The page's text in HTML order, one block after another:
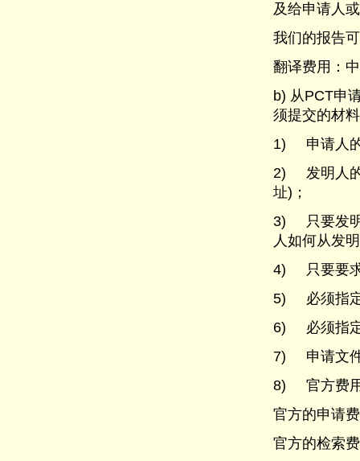
及给申请人
我们的报告
翻译费用：
b) 从PCT申
须提交的材
1) 申请人
2) 发明人的
址)；
3) 只要发明
人如何从发
4) 只要要求
5) 必须指定
6) 必须指
7) 申请文件
8) 官方费
官方的申请
官方的检索